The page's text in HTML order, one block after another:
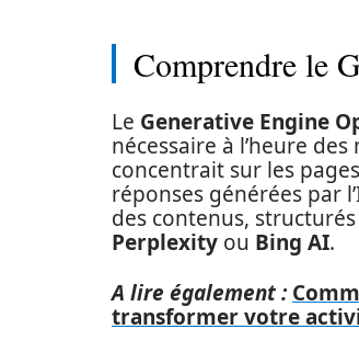
Comprendre le
Le Generative Engine
nécessaire à l’heure
concentrait sur les
réponses générées par
des contenus,
Perplexity ou Bing AI.
A lire également :
transformer votre